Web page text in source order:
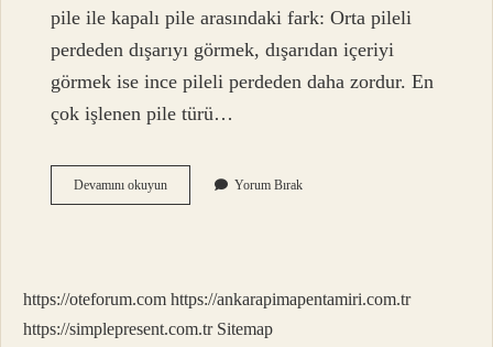
pile ile kapalı pile arasındaki fark: Orta pileli
perdeden dışarıyı görmek, dışarıdan içeriyi
görmek ise ince pileli perdeden daha zordur. En
çok işlenen pile türü…
Devamını okuyun1
3
Yorum Bırak
https://oteforum.com https://ankarapimapentamiri.com.tr
https://simplepresent.com.tr Sitemap